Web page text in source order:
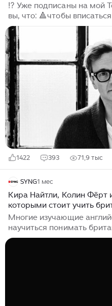
⁉️ Уже подписаны на мой
вы, что: 🔺чтобы вписаться в американскую школу,
специально избавился от
🔺прежде чем стать
гардеробщиком в театре; 🔺владеет итальянским
языком и имеет двойное
подготовке к роли короля
из-за имитации заикания; 🔺первую главную роль
получил в фильме
снял: Том Хупер В каком жанре снял: драма,
биография, история Кого...
1422 393 71,9 тыс
SYNG1 мес
Кира Найтли, Колин Фёрт
которыми стоит учить
Многие изучающие
научиться понимать
включать сложные